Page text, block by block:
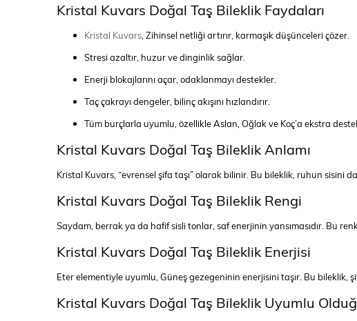
Kristal Kuvars Doğal Taş Bileklik Faydaları
Kristal Kuvars, Zihinsel netliği artırır, karmaşık düşünceleri çözer.
Stresi azaltır, huzur ve dinginlik sağlar.
Enerji blokajlarını açar, odaklanmayı destekler.
Taç çakrayı dengeler, bilinç akışını hızlandırır.
Tüm burçlarla uyumlu, özellikle Aslan, Oğlak ve Koç’a ekstra
Kristal Kuvars Doğal Taş Bileklik Anlamı
Kristal Kuvars, “evrensel şifa taşı” olarak bilinir. Bu bileklik, ruhun
Kristal Kuvars Doğal Taş Bileklik Rengi
Saydam, berrak ya da hafif sisli tonlar, saf enerjinin yansımasıdır. Bu
Kristal Kuvars Doğal Taş Bileklik Enerjisi
Eter elementiyle uyumlu, Güneş gezegeninin enerjisini taşır. Bu
Kristal Kuvars Doğal Taş Bileklik Uyumlu